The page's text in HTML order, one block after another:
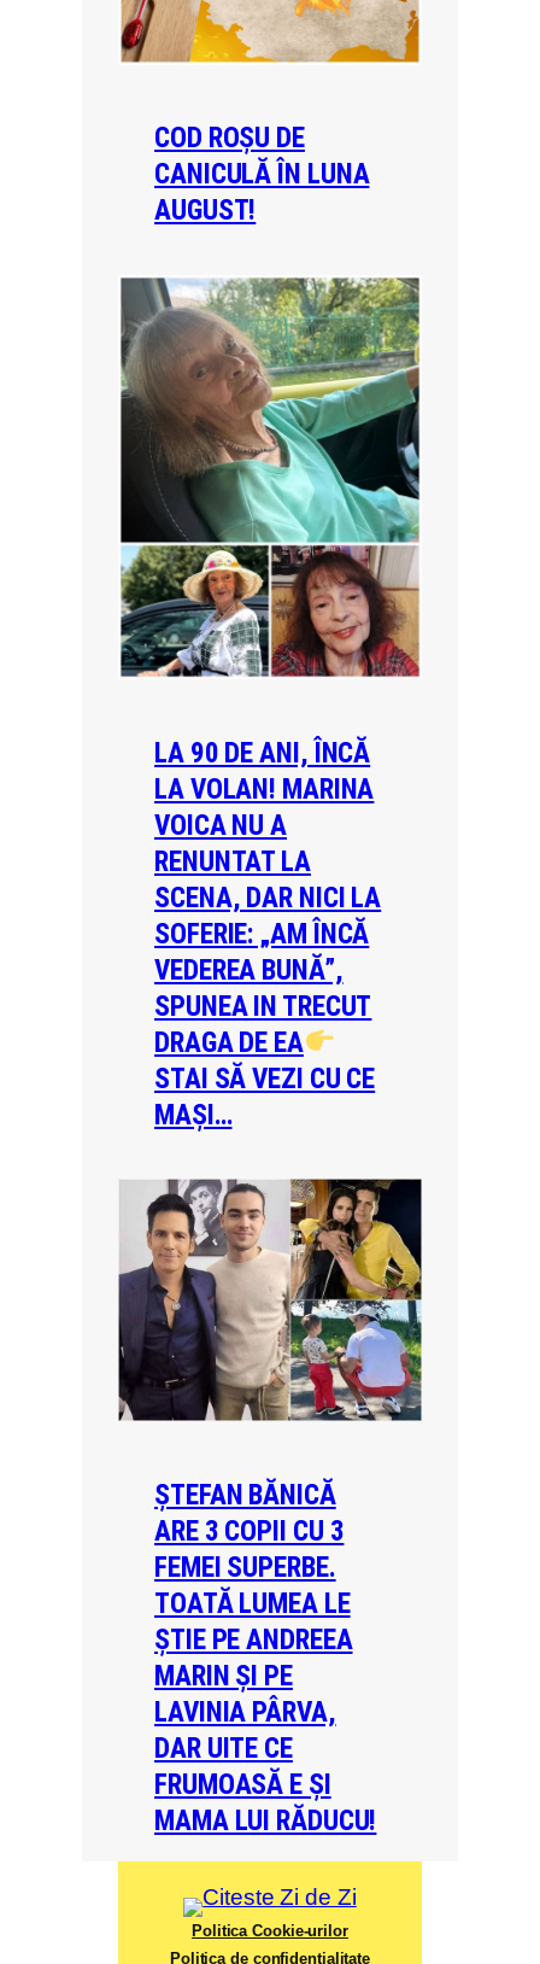
COD ROȘU DE
CANICULĂ ÎN LUNA
AUGUST!
LA 90 DE ANI, ÎNCĂ
LA VOLAN! MARINA
VOICA NU A
RENUNTAT LA
SCENA, DAR NICI LA
SOFERIE: „AM ÎNCĂ
VEDEREA BUNĂ”,
SPUNEA IN TRECUT
DRAGA DE EA
STAI SĂ VEZI CU CE
MAȘI…
ȘTEFAN BĂNICĂ
ARE 3 COPII CU 3
FEMEI SUPERBE.
TOATĂ LUMEA LE
ȘTIE PE ANDREEA
MARIN ȘI PE
LAVINIA PÂRVA,
DAR UITE CE
FRUMOASĂ E ȘI
MAMA LUI RĂDUCU!
Politica Cookie-urilor
Politica de confidențialitate